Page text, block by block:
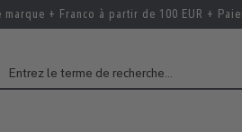
+ Franco à partir de 100 EUR +